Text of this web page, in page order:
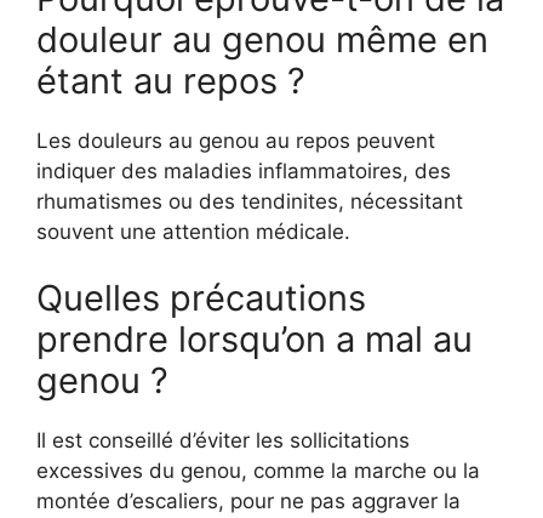
douleur au genou même en
étant au repos ?
Les douleurs au genou au repos peuvent
indiquer des maladies inflammatoires, des
rhumatismes ou des tendinites, nécessitant
souvent une attention médicale.
Quelles précautions
prendre lorsqu’on a mal au
genou ?
Il est conseillé d’éviter les sollicitations
excessives du genou, comme la marche ou la
montée d’escaliers, pour ne pas aggraver la